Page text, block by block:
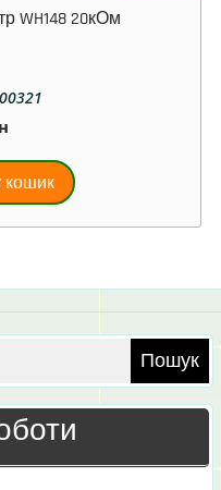
WH148 20кОм
кошик
Пошук